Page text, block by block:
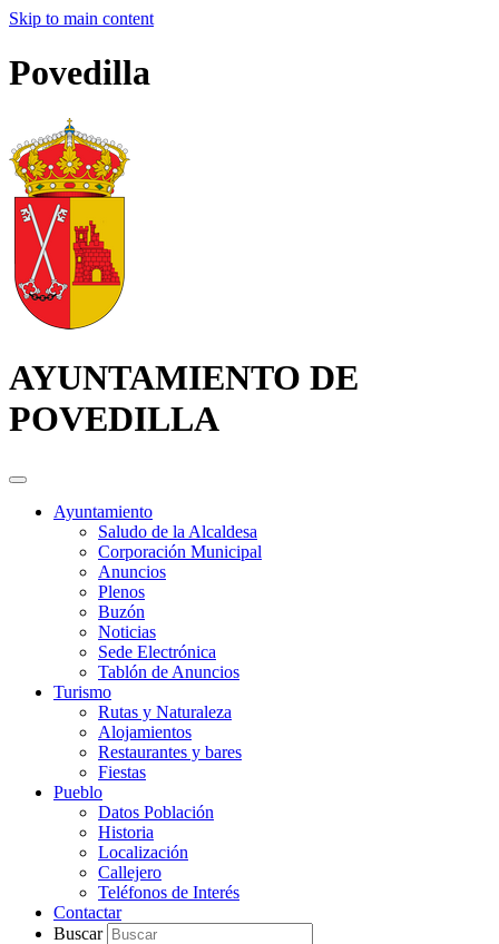
Skip to main content
Povedilla
AYUNTAMIENTO DE
POVEDILLA
Ayuntamiento
Saludo de la Alcaldesa
Corporación Municipal
Anuncios
Plenos
Buzón
Noticias
Sede Electrónica
Tablón de Anuncios
Turismo
Rutas y Naturaleza
Alojamientos
Restaurantes y bares
Fiestas
Pueblo
Datos Población
Historia
Localización
Callejero
Teléfonos de Interés
Contactar
Buscar